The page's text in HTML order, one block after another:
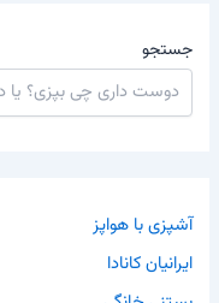
جستجو
آشپزی با هواپز
ایرانیان کانادا